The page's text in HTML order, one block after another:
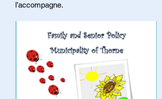
l’accompagne.